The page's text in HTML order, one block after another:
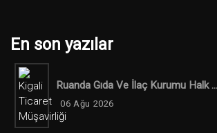
En son yazılar
Ruanda Gıda Ve İlaç Kurumu Halk ...
06 Ağu 2026